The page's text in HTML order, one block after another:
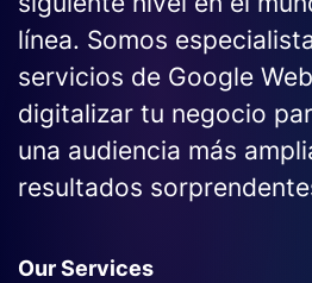
línea. Somos
servicios de Google
digitalizar tu negocio
una audiencia más
resultados
Our Services